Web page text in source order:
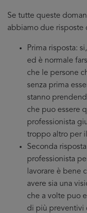
Se tutte queste
abbiamo due risposte
Prima risposta:
ed è normale
che le persone
senza prima
stanno
che puo essere
professionista
troppo altro per
Seconda
professionista
lavorare è bene
avere sia una
che a volte puo
di più preventivi